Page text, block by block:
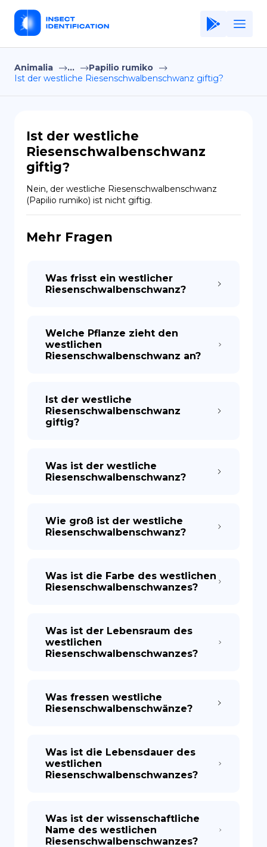
Home
Application
Terms of Use
Privacy Policy
Copiright © Niro ID
Animalia ...
Papilio rumiko
Ist der westliche Riesenschwalbenschwanz giftig?
Ist der westliche
Riesenschwalbenschwanz
giftig?
Nein, der westliche Riesenschwalbenschwanz
(Papilio rumiko) ist nicht giftig.
Mehr Fragen
Was frisst ein westlicher
Riesenschwalbenschwanz?
Welche Pflanze zieht den
westlichen
Riesenschwalbenschwanz an?
Ist der westliche
Riesenschwalbenschwanz
giftig?
Was ist der westliche
Riesenschwalbenschwanz?
Wie groß ist der westliche
Riesenschwalbenschwanz?
Was ist die Farbe des westlichen
Riesenschwalbenschwanzes?
Was ist der Lebensraum des
westlichen
Riesenschwalbenschwanzes?
Was fressen westliche
Riesenschwalbenschwänze?
Was ist die Lebensdauer des
westlichen
Riesenschwalbenschwanzes?
Was ist der wissenschaftliche
Name des westlichen
Riesenschwalbenschwanzes?